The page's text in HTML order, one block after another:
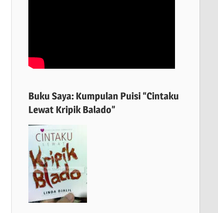
Buku Saya: Kumpulan Puisi “Cintaku
Lewat Kripik Balado”